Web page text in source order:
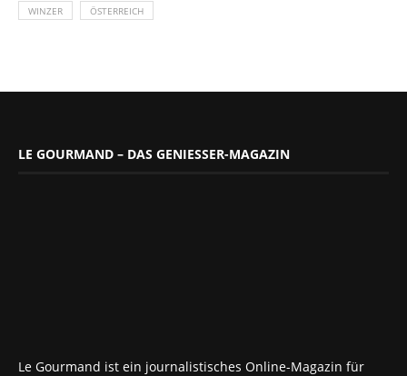
WINZER ÖSTERREICH
LE GOURMAND – DAS GENIESSER-MAGAZIN
Le Gourmand ist ein journalistisches Online-Magazin für